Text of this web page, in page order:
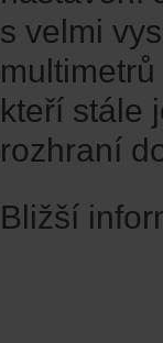
s velmi
kteří stále
rozhraní
Bližší